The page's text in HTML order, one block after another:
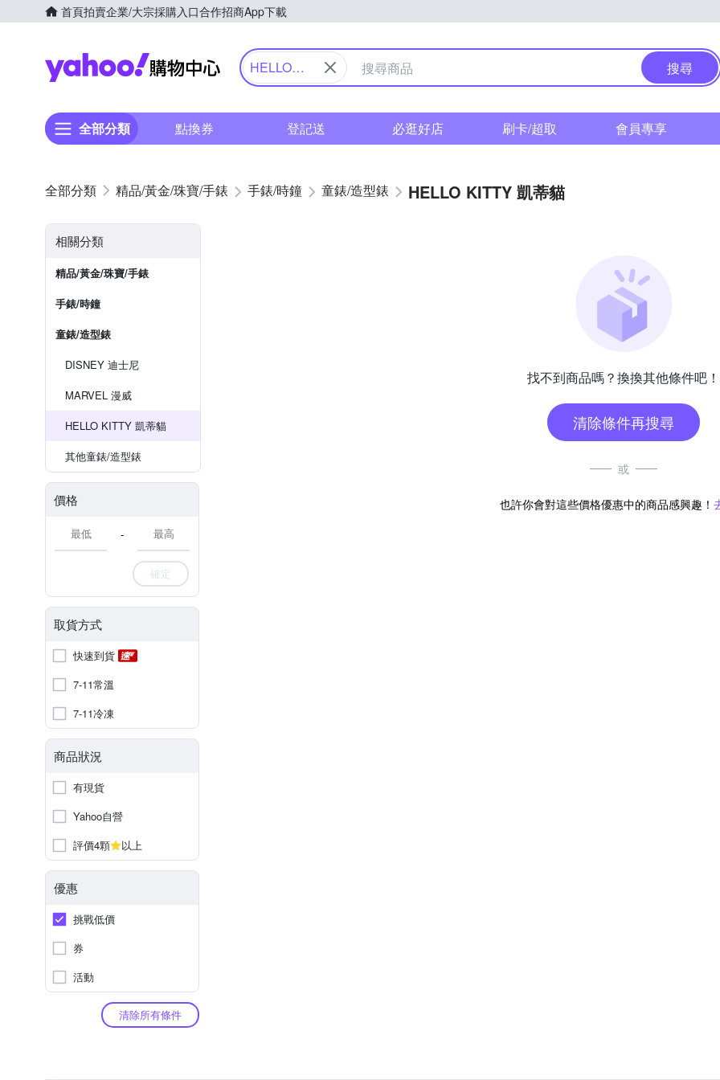
首頁拍賣企業/大宗採購入口合作招商App下載
Yahoo購物中心
HELLO
搜尋
全部分類 點換券 登記送 必逛好店 刷卡/超取 會員專享
精品/黃金/珠寶/手錶 手錶/時鐘 童錶/造型錶 HELLO KITTY 凱蒂貓
相關分類
精品/黃金/珠寶/手錶
手錶/時鐘
童錶/造型錶
DISNEY 迪士尼
MARVEL 漫威
HELLO KITTY 凱蒂貓
其他童錶/造型錶
價格
-
確定
取貨方式
快速到貨
7-11常溫
7-11冷凍
商品狀況
有現貨
Yahoo自營
評價4顆
以上
優惠
挑戰低價
券
活動
清除所有條件
找不到商品嗎？換換其他條件吧！
清除條件再搜尋
或
也許你會對這些價格優惠中的商品感興趣！